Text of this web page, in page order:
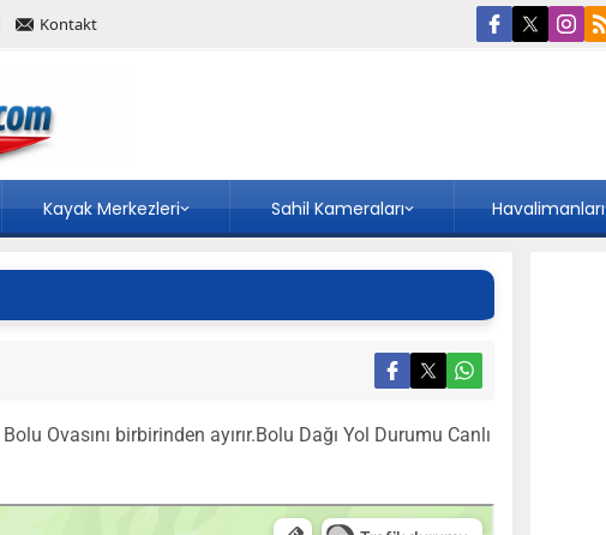
Kontakt
Kayak Merkezleri Sahil Kameraları Havalimanları
Ovasını birbirinden ayırır.Bolu Dağı Yol Durumu Canlı